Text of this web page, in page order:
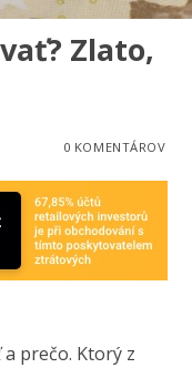
Zlato,
0 KOMENTÁROV
prečo. Ktorý z